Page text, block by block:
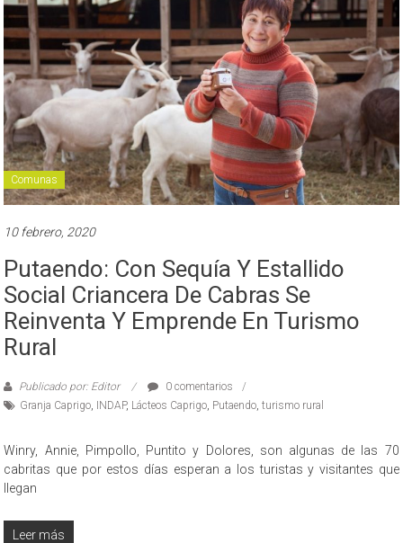
Comunas
10 febrero, 2020
Putaendo: Con Sequía Y Estallido
Social Criancera De Cabras Se
Reinventa Y Emprende En Turismo
Rural
Publicado por: Editor
0 comentarios
Granja Caprigo INDAP, Lácteos Caprigo Putaendo ,turismo rural
Winry, Annie, Pimpollo, Puntito y Dolores, son algunas de las 70
cabritas que por estos días esperan a los turistas y visitantes que
llegan
Leer más